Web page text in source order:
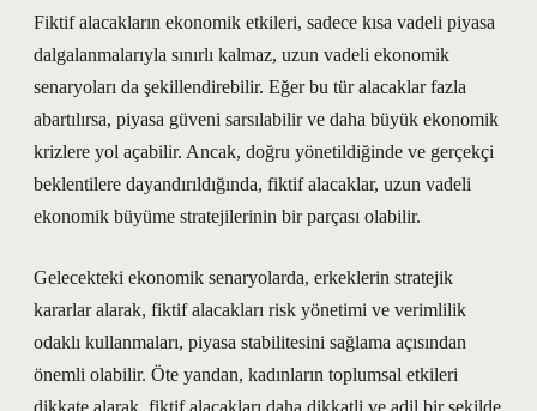
Fiktif alacakların ekonomik etkileri, sadece kısa vadeli piyasa
dalgalanmalarıyla sınırlı kalmaz, uzun vadeli ekonomik
senaryoları da şekillendirebilir. Eğer bu tür alacaklar fazla
abartılırsa, piyasa güveni sarsılabilir ve daha büyük ekonomik
krizlere yol açabilir. Ancak, doğru yönetildiğinde ve gerçekçi
beklentilere dayandırıldığında, fiktif alacaklar, uzun vadeli
ekonomik büyüme stratejilerinin bir parçası olabilir.
Gelecekteki ekonomik senaryolarda, erkeklerin stratejik
kararlar alarak, fiktif alacakları risk yönetimi ve verimlilik
odaklı kullanmaları, piyasa stabilitesini sağlama açısından
önemli olabilir. Öte yandan, kadınların toplumsal etkileri
dikkate alarak, fiktif alacakları daha dikkatli ve adil bir şekilde